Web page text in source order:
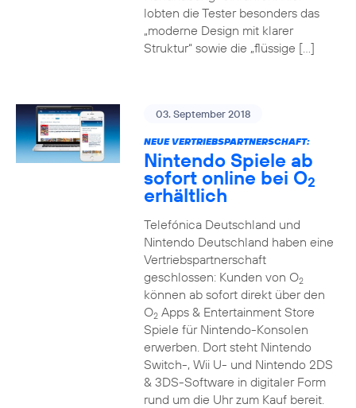
lobten die Tester besonders das
„moderne Design mit klarer
Struktur“ sowie die „flüssige […]
03. September 2018
NEUE VERTRIEBSPARTNERSCHAFT:
Nintendo Spiele ab
sofort online bei O2
erhältlich
Telefónica Deutschland und
Nintendo Deutschland haben eine
Vertriebspartnerschaft
geschlossen: Kunden von O2
können ab sofort direkt über den
O2Apps & Entertainment Store
Spiele für Nintendo-Konsolen
erwerben. Dort steht Nintendo
Switch-, Wii U- und Nintendo 2DS
& 3DS-Software in digitaler Form
rund um die Uhr zum Kauf bereit.